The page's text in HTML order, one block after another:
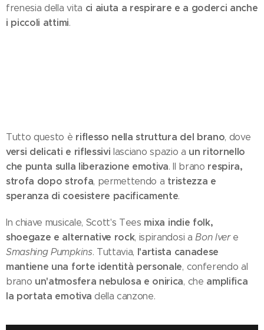
frenesia della vita ci aiuta a respirare e a goderci anche
i piccoli attimi.
Tutto questo è riflesso nella struttura del brano, dove
versi delicati e riflessivi lasciano spazio a un ritornello
che punta sulla liberazione emotiva. Il brano respira,
strofa dopo strofa, permettendo a tristezza e
speranza di coesistere pacificamente.
In chiave musicale, Scott's Tees mixa indie folk,
shoegaze e alternative rock, ispirandosi a Bon Ivere
Smashing Pumpkins. Tuttavia, l'artista canadese
mantiene una forte identità personale, conferendo al
brano un'atmosfera nebulosa e onirica, che amplifica
la portata emotiva della canzone.